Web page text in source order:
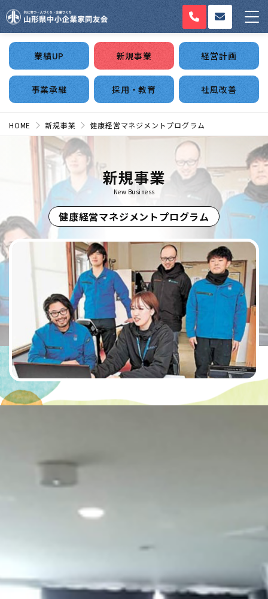
業績UP 新規事業 経営計画
事業承継 採用・教育 社風改善
HOME 新規事業 健康経営マネジメントプログラム
新規事業
New Business
健康経営マネジメントプログラム